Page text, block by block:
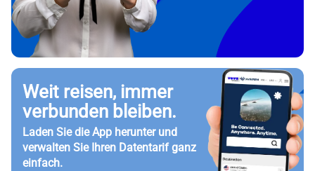
Weit reisen, immer
verbunden bleiben.
Laden Sie die App herunter und
verwalten Sie Ihren Datentarif ganz
einfach.